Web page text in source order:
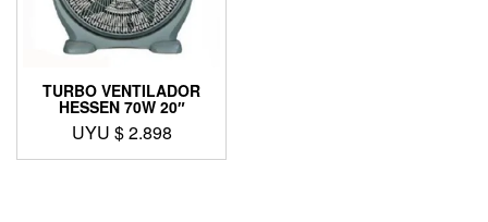
TURBO VENTILADOR
HESSEN 70W 20″
UYU $2.898